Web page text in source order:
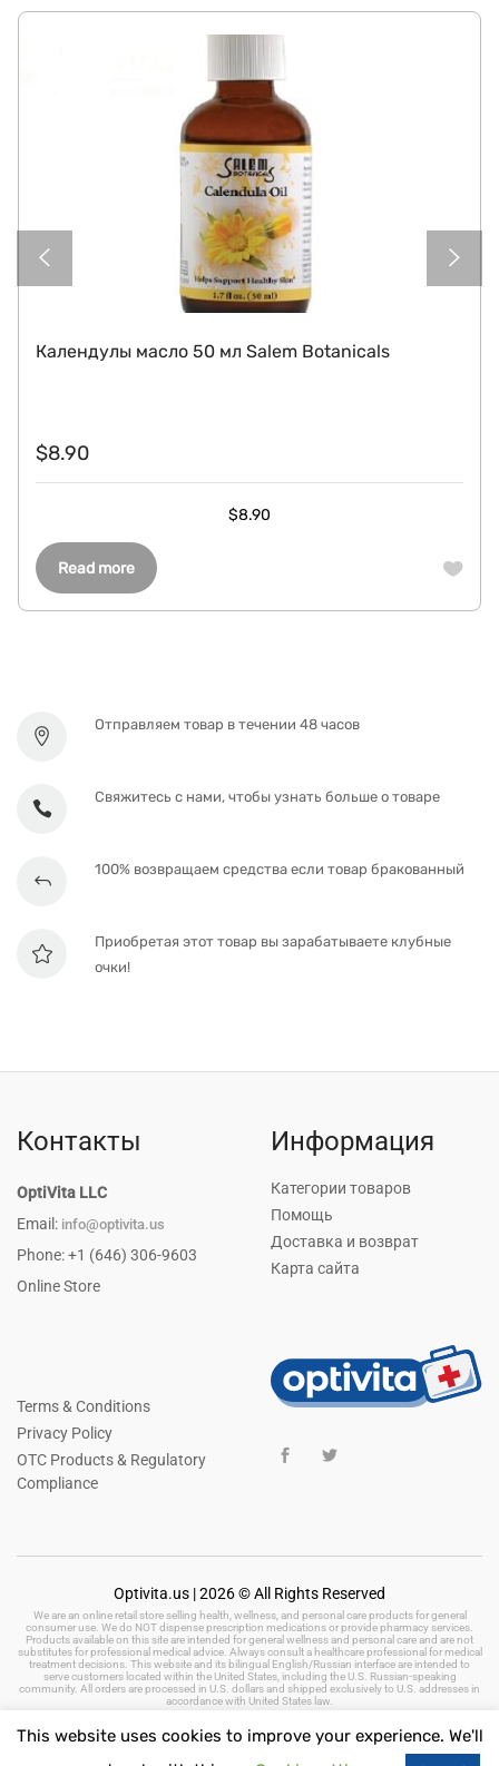
Read more
Календулы масло 50 мл Salem Botanicals
$8.90
$8.90
Отправляем товар в течении 48 часов
Свяжитесь с нами, чтобы узнать больше о товаре
100% возвращаем средства если товар бракованный
Приобретая этот товар вы зарабатываете клубные
очки!
Контакты
OptiVita LLC
Email: info@optivita.us
Phone: +1 (646) 306-9603
Online Store
Информация
Категории товаров
Помощь
Доставка и возврат
Карта сайта
Terms & Conditions
Privacy Policy
OTC Products & Regulatory
Compliance
Optivita.us | 2026 © All Rights Reserved
We are an online retail store selling health, wellness, and personal care products for general
consumer use. We do NOT dispense prescription medications or provide pharmacy services.
Products available on this site are intended for general wellness and personal care and are not
substitutes for professional medical advice. Always consult a healthcare professional for medical
treatment decisions. This website and its bilingual English/Russian interface are intended to
serve customers located within the United States, including the U.S. Russian-speaking
community. All orders are processed in U.S. dollars and shipped exclusively to U.S. addresses in
accordance with United States law.
This website uses cookies to improve your experience. We'll